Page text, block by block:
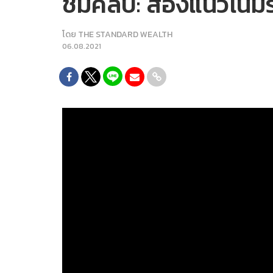
โดย THE STANDARD WEALTH
06.08.2021